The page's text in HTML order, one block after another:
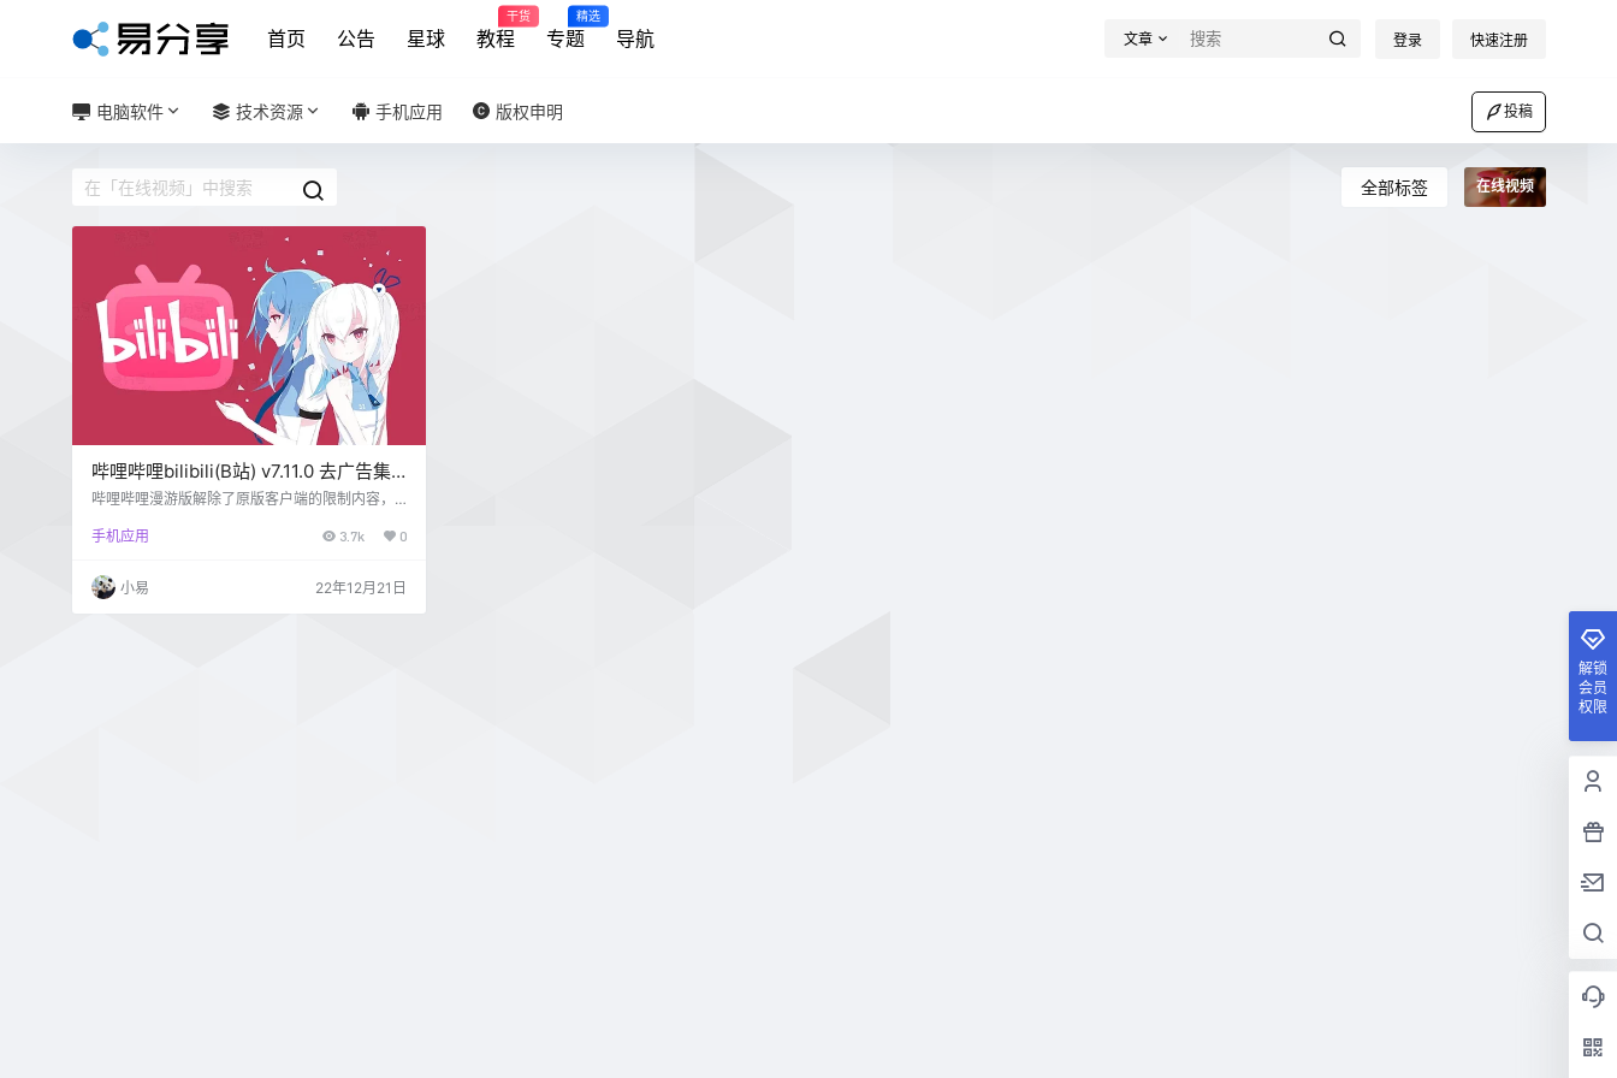
首页 公告 星球 教程
干货
专题
精选
导航 文章 登录 快速注册
电脑软件 技术资源 手机应用 版权申明 投稿
全部标签 在线视频
哔哩哔哩bilibili(B站) v7.11.0 去广告集
成哔哩漫游 v1.6.8
哔哩哔哩漫游版解除了原版客户端的限制内容，
能。
手机应用 3.7k 0
小易 22年12月21日
解锁
会员
权限